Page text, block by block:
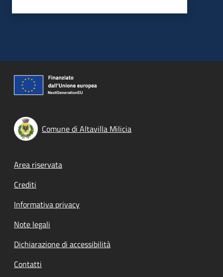
Comune di Altavilla Milicia
Footer menu
Area riservata
Crediti
Informativa privacy
Note legali
Dichiarazione di accessibilità
Contatti